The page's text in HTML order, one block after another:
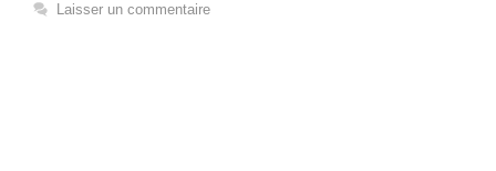
Laisser un commentaire